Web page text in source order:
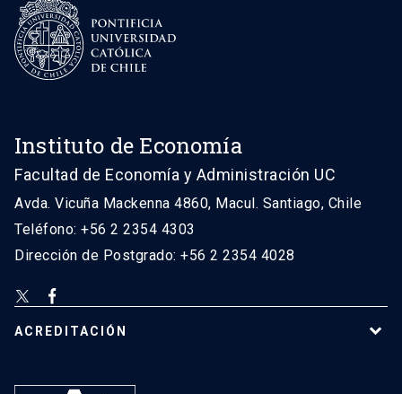
Instituto de Economía
Facultad de Economía y Administración UC
Avda. Vicuña Mackenna 4860, Macul. Santiago, Chile
Teléfono: +56 2 2354 4303
Dirección de Postgrado: +56 2 2354 4028
ACREDITACIÓN